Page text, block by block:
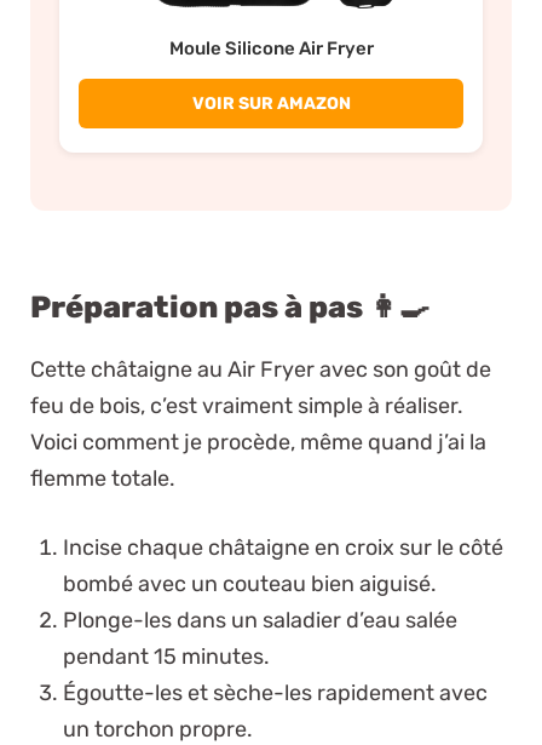
Moule Silicone Air Fryer
VOIR SUR AMAZON
Préparation pas à pas 👩‍🍳
Cette châtaigne au Air Fryer avec son goût de
feu de bois, c’est vraiment simple à réaliser.
Voici comment je procède, même quand j’ai la
flemme totale.
Incise chaque châtaigne en croix sur le côté
bombé avec un couteau bien aiguisé.
Plonge-les dans un saladier d’eau salée
pendant 15 minutes.
Égoutte-les et sèche-les rapidement avec
un torchon propre.